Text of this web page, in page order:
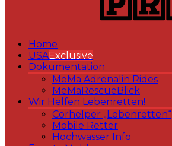
Home
USAExclusive
Dokumentation
MeMa Adrenalin Rides
MeMaRescueBlick
Wir Helfen Lebenretten!
Corhelper „Lebenretten“
Mobile Retter
Hochwasser Info